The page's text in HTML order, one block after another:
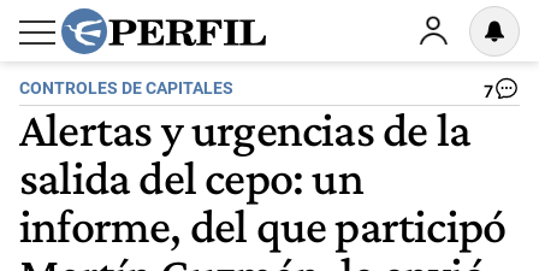
CONTROLES DE CAPITALES 7
Alertas y urgencias de la
salida del cepo: un
informe, del que participó